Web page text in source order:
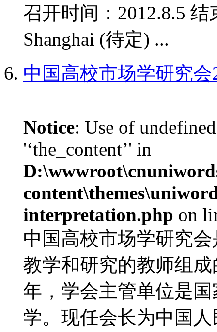
召开时间：2012.8.5
Shanghai (待定) ...
中国高校市场学研究会
Notice: Use of
'‘the_content’' in
interpretation.php on
中国高校市场学研究
教学和研究的教师组
年，学会主管单位是
学。现任会长为中国